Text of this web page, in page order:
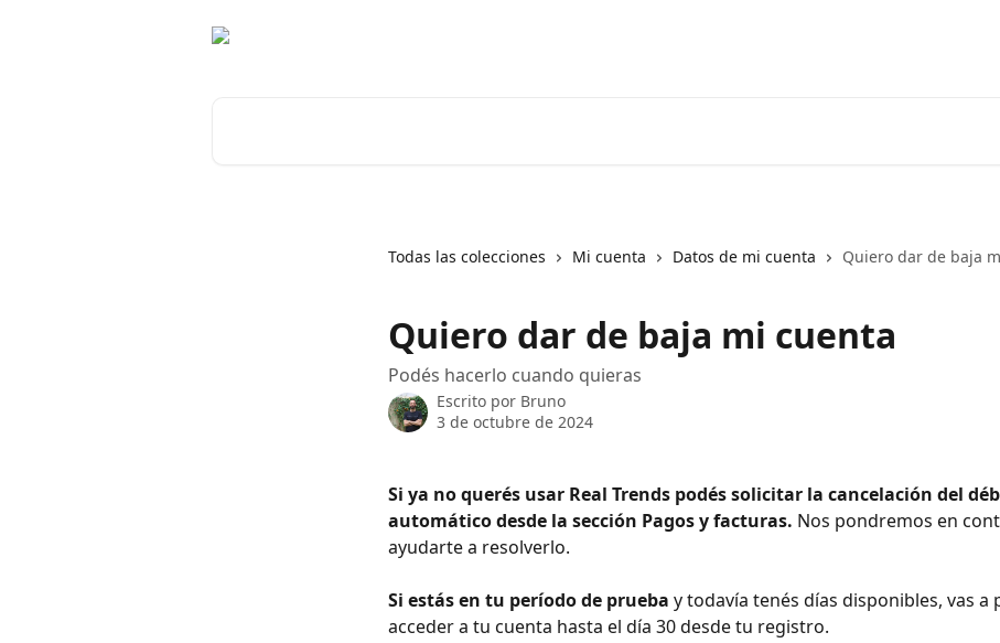
Todas las colecciones Mi cuenta Datos de mi cuenta Quiero dar de baja
Quiero dar de baja mi cuenta
Podés hacerlo cuando quieras
Escrito por Bruno
3 de octubre de 2024
Si ya no querés usar Real Trends podés solicitar la cancelación del
automático desde la sección Pagos y facturas. Nos pondremos en
ayudarte a resolverlo.
Si estás en tu período de prueba y todavía tenés días disponibles, vas a
acceder a tu cuenta hasta el día 30 desde tu registro.